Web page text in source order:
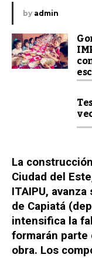
by admin
La
Ciudad del
ITAIPU,
de Capiatá
intensifica la
formarán parte
obra. Los